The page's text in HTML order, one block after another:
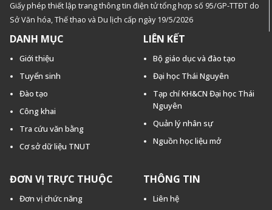
Giấy phép thiết lập trang thông tin điện tử tổng hợp số 95/GP-TTĐT do
Sở Văn hóa, Thế thao và Du lịch cấp ngày 19/5/2026
DANH MỤC
Giới thiệu
Tuyển sinh
Đào tạo
Công khai
Tra cứu văn bằng
Cơ sở dữ liệu TNUT
LIÊN KẾT
Bộ giáo dục và đào tạo
Đại học Thái Nguyên
Tạp chí KH&CN Đại học Thái
Nguyên
Quản lý nhân sự
Nguồn học liệu mở
ĐƠN VỊ TRỰC THUỘC
Đơn vị chức năng
THÔNG TIN
Liên hệ